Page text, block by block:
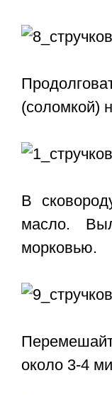
(соломкой)
В
масло.
морковью.
около 3-4